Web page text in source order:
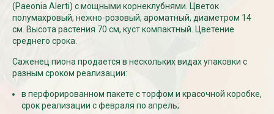
СКИДКИ 15 % НА ДУГИ, ЗАБОРЫ,
ШПАЛЕРЫ И ДР.
БЕСПЛАТНАЯ
(Paeonia Alerti) с мощными корнеклубнями. Цветок
полумахровый, нежно-розовый, ароматный, диаметром 14
см. Высота растения 70 см, куст компактный. Цветение
среднего срока.
Саженец пиона продается в нескольких видах упаковки с
разным сроком реализации:
в перфорированном пакете с торфом и красочной коробке,
срок реализации с февраля по апрель;